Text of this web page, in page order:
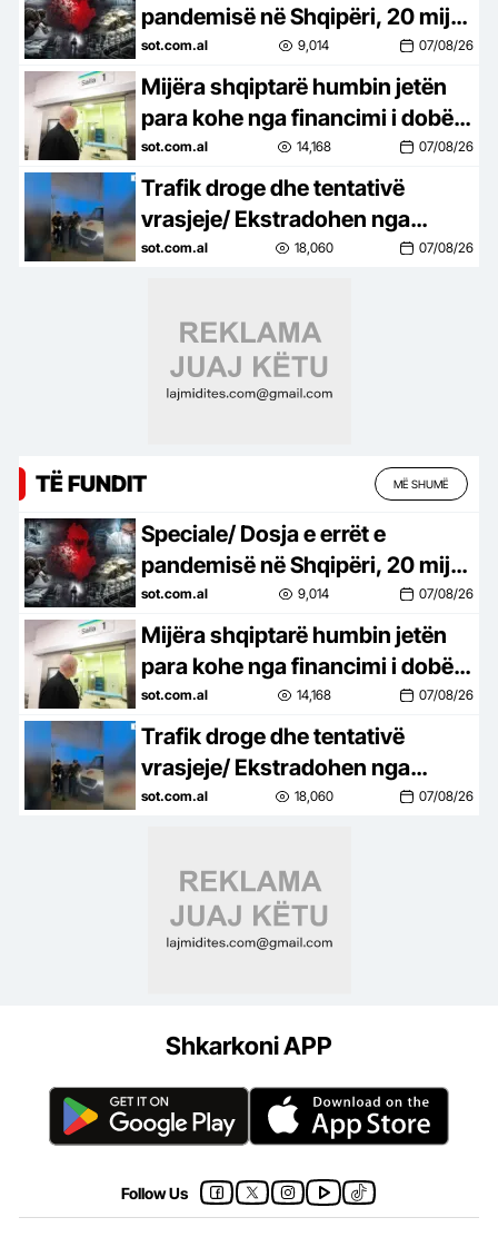
pandemisë në Shqipëri, 20 mijë
shqiptarë humbën jetën nga
Covid-19, mijëra të tjerë…
sot.com.al 9,014 07/08/26
Mijëra shqiptarë humbin jetën
para kohe nga financimi i dobët i
shëndetësisë, Dhoma
Amerikane ngre alarmin dhe
godet…
sot.com.al 14,168 07/08/26
Trafik droge dhe tentativë
vrasjeje/ Ekstradohen nga
Kolumbia e Italia 2 persona të
sot.com.al 18,060 07/08/26
TË FUNDIT MË SHUMË
Speciale/ Dosja e errët e
pandemisë në Shqipëri, 20 mijë
shqiptarë humbën jetën nga
Covid-19, mijëra të tjerë…
sot.com.al 9,014 07/08/26
Mijëra shqiptarë humbin jetën
para kohe nga financimi i dobët i
shëndetësisë, Dhoma
Amerikane ngre alarmin dhe
godet…
sot.com.al 14,168 07/08/26
Trafik droge dhe tentativë
vrasjeje/ Ekstradohen nga
Kolumbia e Italia 2 persona të
sot.com.al 18,060 07/08/26
Shkarkoni APP
Follow Us